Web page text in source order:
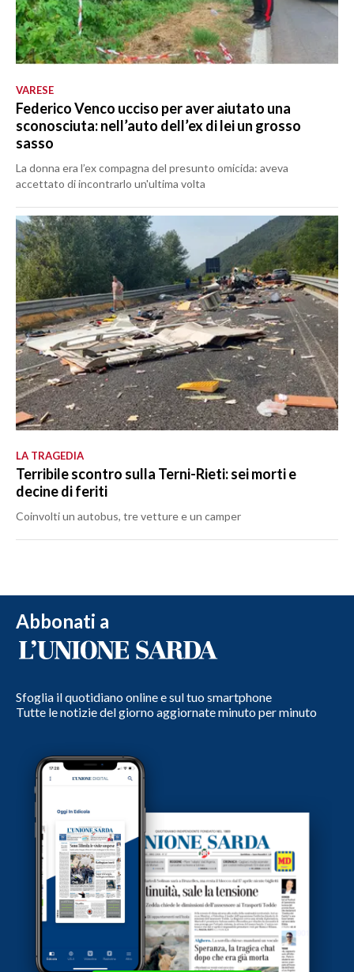
VARESE
Federico Venco ucciso per aver aiutato una
sconosciuta: nell’auto dell’ex di lei un grosso
sasso
La donna era l’ex compagna del presunto omicida: aveva
accettato di incontrarlo un'ultima volta
LA TRAGEDIA
Terribile scontro sulla Terni-Rieti: sei morti e
decine di feriti
Coinvolti un autobus, tre vetture e un camper
Abbonati a
Sfoglia il quotidiano online e sul tuo smartphone
Tutte le notizie del giorno aggiornate minuto per minuto